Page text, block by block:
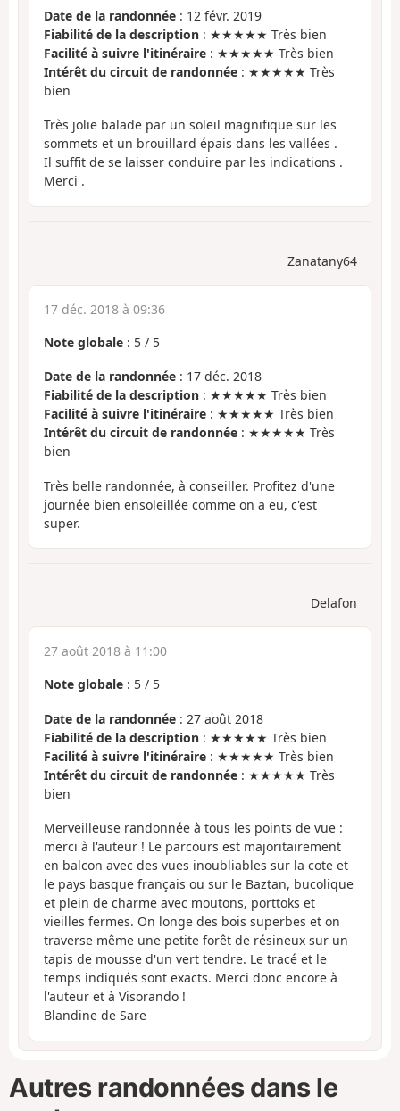
Date de la randonnée : 12 févr. 2019
Fiabilité de la description : ★★★★★ Très bien
Facilité à suivre l'itinéraire : ★★★★★ Très bien
Intérêt du circuit de randonnée : ★★★★★ Très
bien
Très jolie balade par un soleil magnifique sur les
sommets et un brouillard épais dans les vallées .
Il suffit de se laisser conduire par les indications .
Merci .
Zanatany64
17 déc. 2018 à 09:36
Note globale : 5 / 5
Date de la randonnée : 17 déc. 2018
Fiabilité de la description : ★★★★★ Très bien
Facilité à suivre l'itinéraire : ★★★★★ Très bien
Intérêt du circuit de randonnée : ★★★★★ Très
bien
Très belle randonnée, à conseiller. Profitez d'une
journée bien ensoleillée comme on a eu, c'est
super.
Delafon
27 août 2018 à 11:00
Note globale : 5 / 5
Date de la randonnée : 27 août 2018
Fiabilité de la description : ★★★★★ Très bien
Facilité à suivre l'itinéraire : ★★★★★ Très bien
Intérêt du circuit de randonnée : ★★★★★ Très
bien
Merveilleuse randonnée à tous les points de vue :
merci à l'auteur ! Le parcours est majoritairement
en balcon avec des vues inoubliables sur la cote et
le pays basque français ou sur le Baztan, bucolique
et plein de charme avec moutons, porttoks et
vieilles fermes. On longe des bois superbes et on
traverse même une petite forêt de résineux sur un
tapis de mousse d'un vert tendre. Le tracé et le
temps indiqués sont exacts. Merci donc encore à
l'auteur et à Visorando !
Blandine de Sare
Autres randonnées dans le